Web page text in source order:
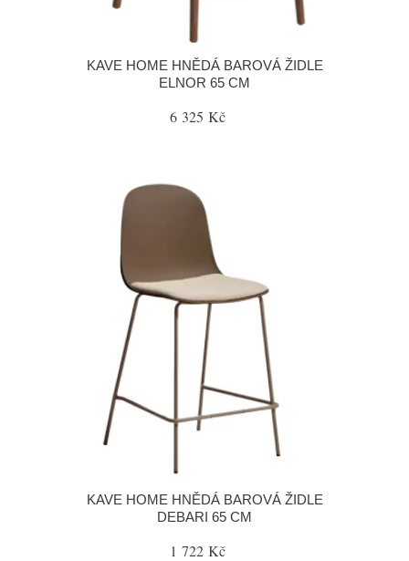
KAVE HOME HNĚDÁ BAROVÁ ŽIDLE
ELNOR 65 CM
6 325 Kč
KAVE HOME HNĚDÁ BAROVÁ ŽIDLE
DEBARI 65 CM
1 722 Kč